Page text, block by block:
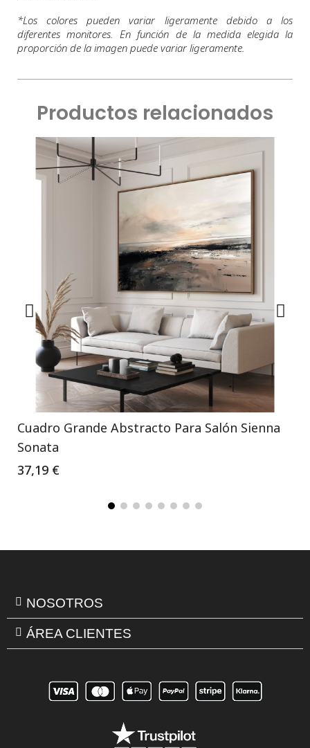
*Los colores pueden variar ligeramente debido a los
diferentes monitores. En función de la medida elegida la
proporción de la imagen puede variar ligeramente.
Productos relacionados
Cuadro Grande Abstracto Para Salón Sienna
Sonata
37,19 €
NOSOTROS
ÁREA CLIENTES